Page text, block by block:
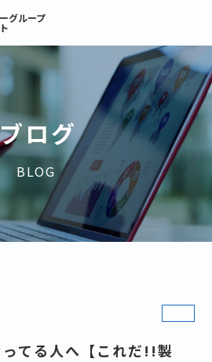
グループ
ブログ
BLOG
ってる人へ【これだ!!製